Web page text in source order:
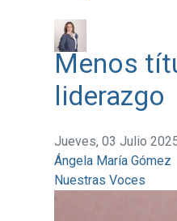
Menos
liderazgo
Jueves, 03 Julio
Ángela María Gómez
Nuestras Voces